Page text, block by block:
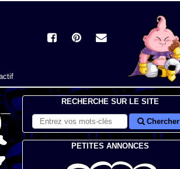
RECHERCHE SUR LE SITE
Chercher
PETITES ANNONCES